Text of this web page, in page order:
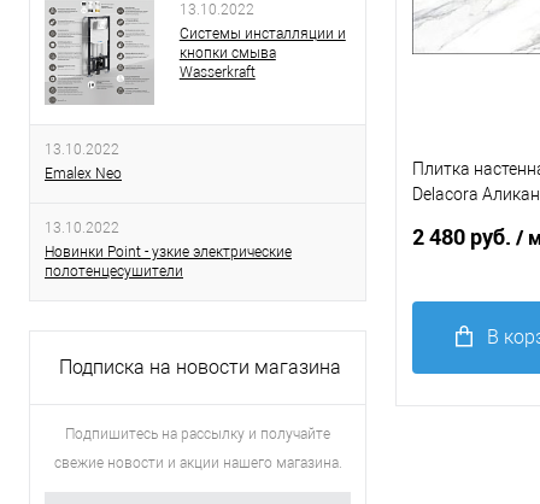
13.10.2022
Системы инсталляции и
кнопки смыва
Wasserkraft
13.10.2022
Emalex Neo
13.10.2022
Новинки Point - узкие электрические
полотенцесушители
Подписка на новости магазина
Подпишитесь на рассылку и получайте
свежие новости и акции нашего магазина.
Плитка
Delacora
Statuario
2 480 руб. /
В
Купить в 1